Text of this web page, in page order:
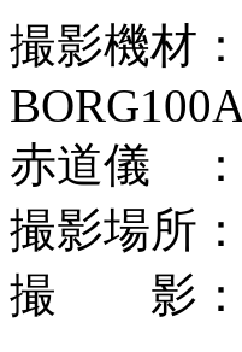
撮影機材
赤道儀 ：
撮影場所
撮 影：